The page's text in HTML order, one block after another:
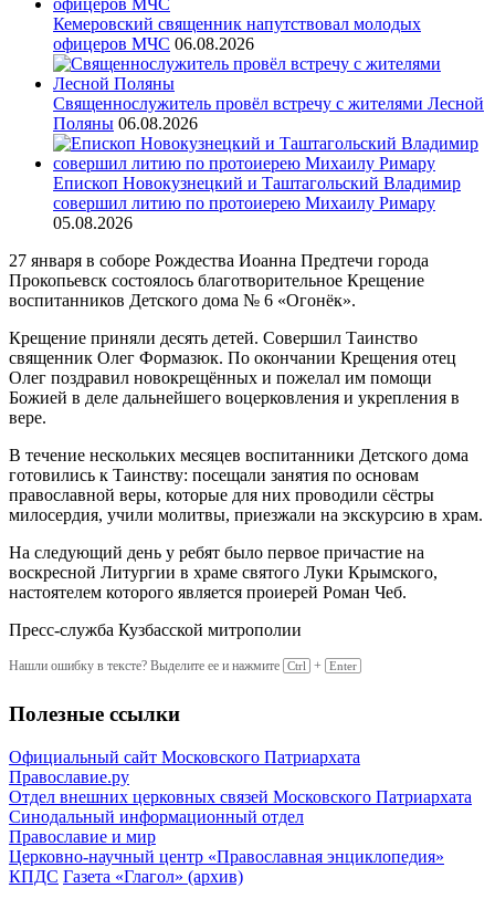
Кемеровский священник напутствовал молодых
офицеров МЧС 06.08.2026
Священнослужитель провёл встречу с жителями Лесной
Поляны 06.08.2026
Епископ Новокузнецкий и Таштагольский Владимир
совершил литию по протоиерею Михаилу Римару
05.08.2026
27 января в соборе Рождества Иоанна Предтечи города
Прокопьевск состоялось благотворительное Крещение
воспитанников Детского дома № 6 «Огонёк».
Крещение приняли десять детей. Совершил Таинство
священник Олег Формазюк. По окончании Крещения отец
Олег поздравил новокрещённых и пожелал им помощи
Божией в деле дальнейшего воцерковления и укрепления в
вере.
В течение нескольких месяцев воспитанники Детского дома
готовились к Таинству: посещали занятия по основам
православной веры, которые для них проводили сёстры
милосердия, учили молитвы, приезжали на экскурсию в храм.
На следующий день у ребят было первое причастие на
воскресной Литургии в храме святого Луки Крымского,
настоятелем которого является проиерей Роман Чеб.
Пресс-служба Кузбасской митрополии
Нашли ошибку в тексте? Выделите ее и нажмите Ctrl + Enter
Полезные ссылки
Официальный сайт Московского Патриархата
Православие.ру
Отдел внешних церковных связей Московского Патриархата
Синодальный информационный отдел
Православие и мир
Церковно-научный центр «Православная энциклопедия»
КПДС Газета «Глагол» (архив)